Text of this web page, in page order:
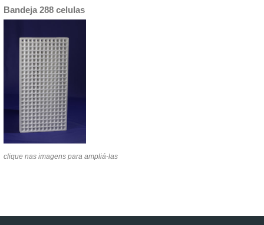
Bandeja 288 celulas
clique nas imagens para ampliá-las